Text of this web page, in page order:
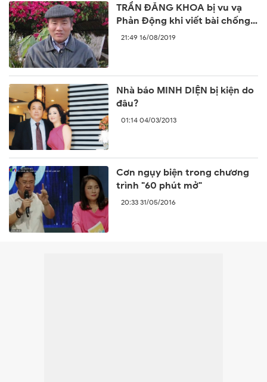
TRẦN ĐĂNG KHOA bị vu vạ
Phản Động khi viết bài chống
lại sự ngang ngược của Trung
21:49 16/08/2019
Nhà báo MINH DIỆN bị kiện do
đâu?
01:14 04/03/2013
Cơn ngụy biện trong chương
trình "60 phút mở"
20:33 31/05/2016